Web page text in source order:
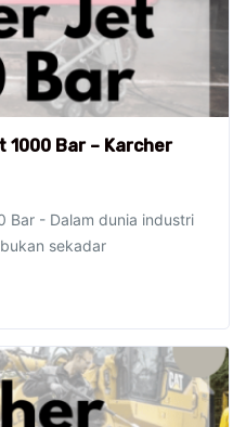
1000 Bar – Karcher
Bar - Dalam dunia industri
sekadar